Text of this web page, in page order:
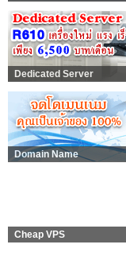
Dedicated Server
Domain Name
Cheap VPS